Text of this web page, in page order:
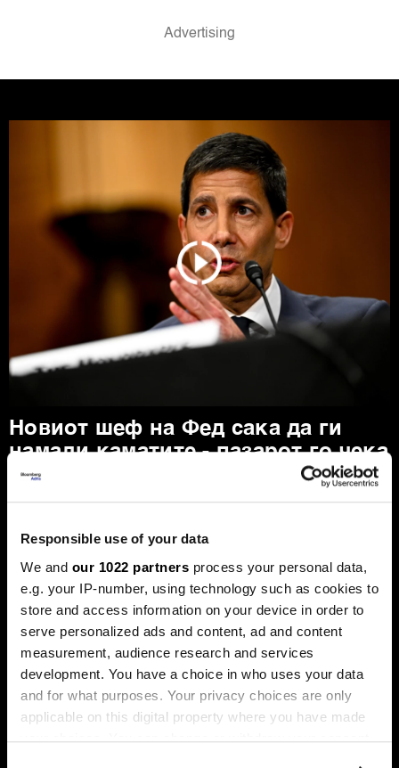
Responsible use of your data
We and our 1022 partners process your personal data,
e.g. your IP-number, using technology such as cookies to
store and access information on your device in order to
serve personalized ads and content, ad and content
measurement, audience research and services
development. You have a choice in who uses your data
and for what purposes. Your privacy choices are only
applicable on this digital property where you have made
your choices. You can change or withdraw your consent
Новиот шеф на Фед сака да ги
намали каматите - пазарот го чека
првиот потег
Новиот шеф на Фeд, Кевин Варш, ќе се обиде
каматните стапки, но Марко Бјеговиќ од „Аркомина
рисрч“ предупредува дека за тоа ќе мора да ги
редефинира клучните економски индикатори и да ги
Последната карта на Иран: